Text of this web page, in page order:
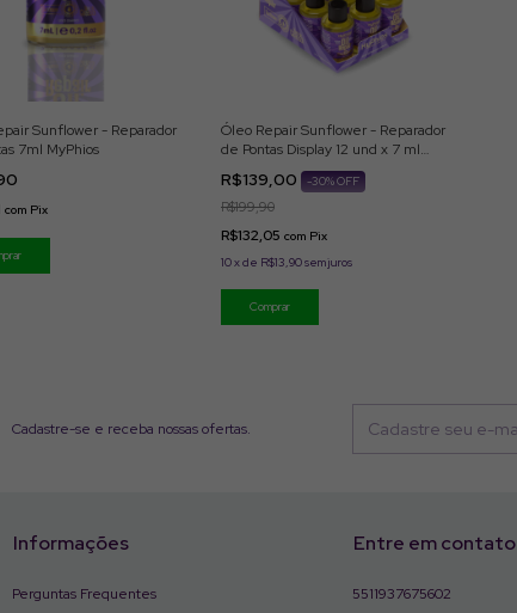
Sunflower - Reparador
7ml MyPhios
com Pix
Óleo Repair Sunflower - Reparador
de Pontas Display 12 und x 7 ml
R$139,00 -30% OFF
R$199,90
R$132,05 com Pix
10xde R$13,90sem juros
Cadastre-se e receba nossas ofertas.
Informações
Perguntas Frequentes
Entre em contato
5511937675602